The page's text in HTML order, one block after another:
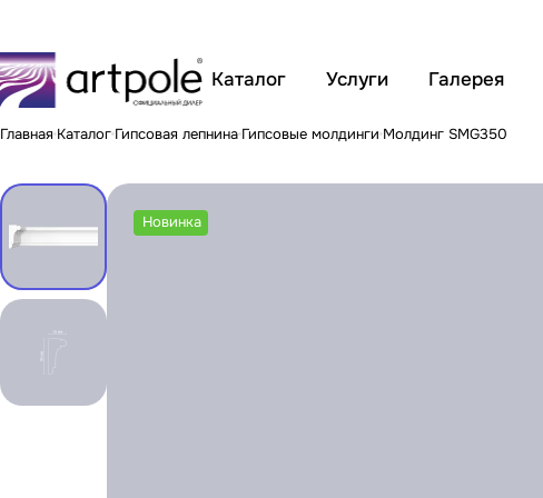
Каталог Услуги Галерея
Главная Каталог Гипсовая лепнина Гипсовые молдинги Молдинг SMG350
Новинка